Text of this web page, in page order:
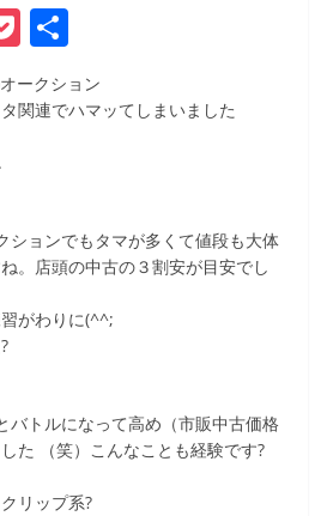
P
o
ck
有
ークション
関連でハマッてしまいました
ションでもタマが多くて値段も大体
。店頭の中古の３割安が目安でし
がわりに(^^;
バトルになって高め（市販中古価格
た （笑）こんなことも経験です?
リップ系?